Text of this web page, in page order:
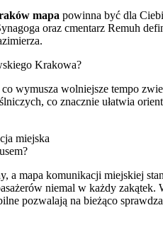
mapa powinna być dla
oraz cmentarz Remuh
Krakowa?
wymusza wolniejsze tempo
co znacznie ułatwia
miejska
a mapa komunikacji miejskiej
niemal w każdy
pozwalają na bieżąco